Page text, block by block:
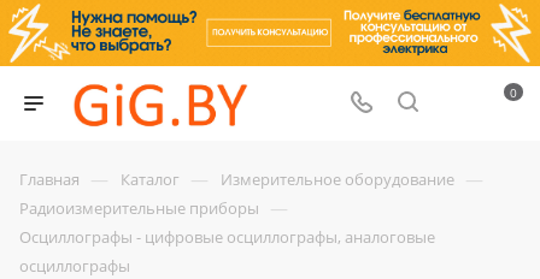
0
Главная — Каталог — Измерительное оборудование —
Радиоизмерительные приборы —
Осциллографы - цифровые осциллографы, аналоговые
осциллографы